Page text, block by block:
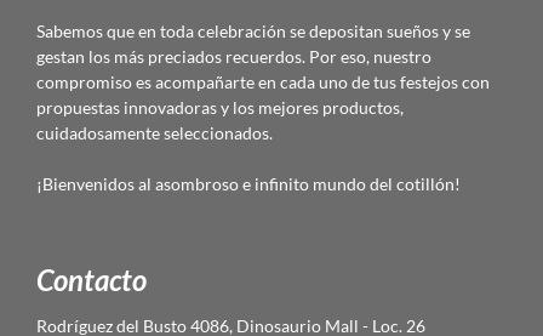
Sabemos que en toda celebración se depositan sueños y se
gestan los más preciados recuerdos. Por eso, nuestro
compromiso es acompañarte en cada uno de tus festejos con
propuestas innovadoras y los mejores productos,
cuidadosamente seleccionados.
¡Bienvenidos al asombroso e infinito mundo del cotillón!
Contacto
Rodríguez del Busto 4086, Dinosaurio Mall - Loc. 26